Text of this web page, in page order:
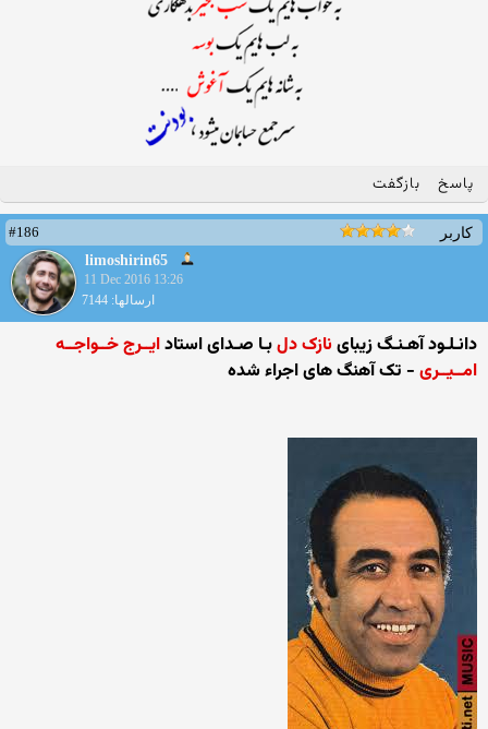
پاسخ بازگفت
کاربر
#186
limoshirin65
11 Dec 2016 13:26
ارسالها: 7144
دانـلـود آهـنـگ زیباینازک دلبـا صـدای استادایــرج خــواجــه
امــیــری - تک آهنگ های اجراء شده